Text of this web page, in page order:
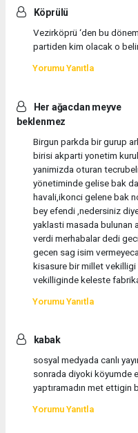
Köprülü
Vezirköprü ‘den bu
partiden kim olacak o
Yorumu Yanıtla
Her ağacdan meyve
beklenmez
Birgun parkda bir gurup
birisi akparti yonetim
yanimizda oturan
yönetiminde gelise bak
havali,ikonci gelene bak
bey efendi ,nedersiniz
yaklasti masada bulunan
verdi merhabalar dedi
gecen sag isim
kisasure bir millet
vekilliginde keleste
Yorumu Yanıtla
kabak
sosyal medyada canlı
sonrada diyoki köyumde
yaptıramadın met ettigin
Yorumu Yanıtla